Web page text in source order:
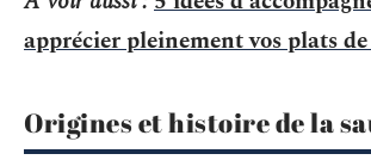
apprécier pleinement vos plats
Origines et histoire de la